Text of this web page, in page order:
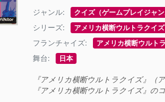
ジャンル: クイズ（ゲームプレイジャン
シリーズ: アメリカ横断ウルトラクイズ
フランチャイズ: アメリカ横断ウルト
舞台: 日本
『アメリカ横断ウルトラクイズ』
『アメリカ横断ウルトラクイズ』の